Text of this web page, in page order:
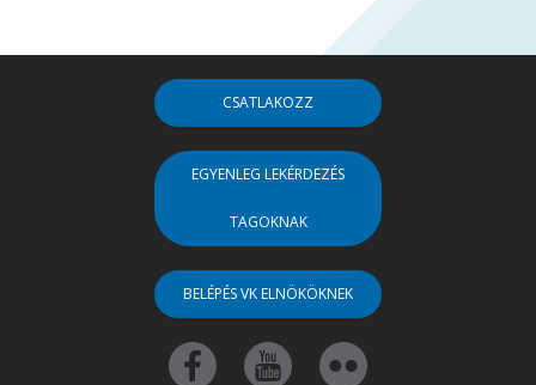
CSATLAKOZZ
EGYENLEG LEKÉRDEZÉS
TAGOKNAK
BELÉPÉS VK ELNÖKÖKNEK